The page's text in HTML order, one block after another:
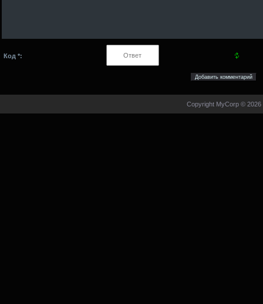
Код *:
Copyright MyCorp © 2026